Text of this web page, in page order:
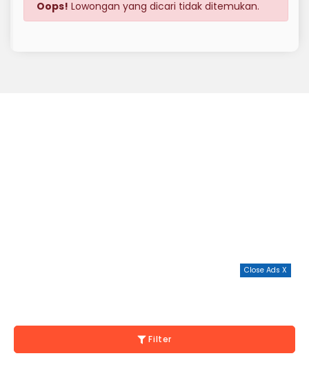
Oops! Lowongan yang dicari tidak ditemukan.
Close Ads X
Filter